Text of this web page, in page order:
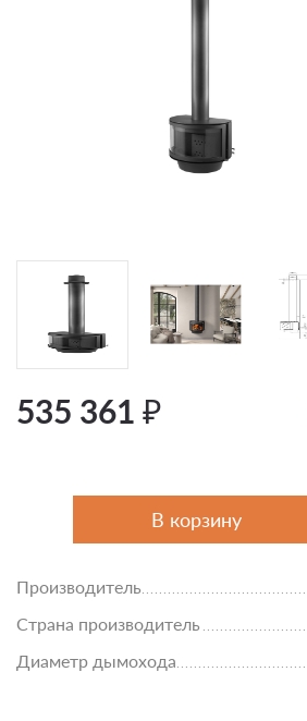
535 361 ₽
В корзину
Производитель
Страна производитель
Диаметр дымохода